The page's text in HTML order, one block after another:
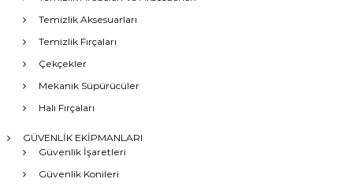
Temizlik Aksesuarları
Temizlik Fırçaları
Çekçekler
Mekanik Süpürücüler
Halı Fırçaları
GÜVENLİK EKİPMANLARI
Güvenlik İşaretleri
Güvenlik Konileri